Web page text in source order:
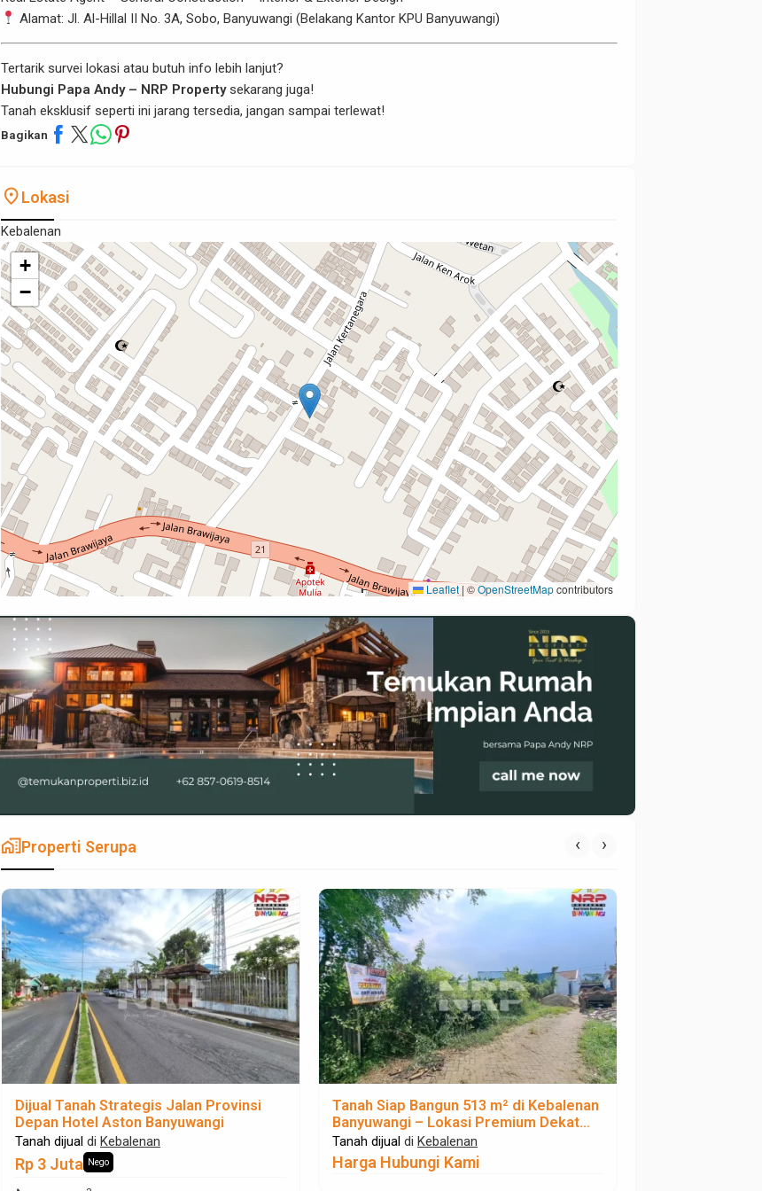
Alamat: Jl. Al-Hillal II No. 3A, Sobo, Banyuwangi (Belakang Kantor KPU Banyuwangi)
Tertarik survei lokasi atau butuh info lebih lanjut?
Hubungi Papa Andy – NRP Propertysekarang juga!
Tanah eksklusif seperti ini jarang tersedia, jangan sampai terlewat!
Bagikan
placeLokasi
Kebalenan
+
−
Leaflet | ©OpenStreetMapcontributors
maps_home_workProperti Serupa
Dijual Tanah Strategis Jalan Provinsi
Depan Hotel Aston Banyuwangi
Tanah dijual di Kebalenan
Rp 3 Juta Nego
Tanah Siap Bangun 513 m² di Kebalenan
Banyuwangi – Lokasi Premium Dekat
Polresta & Pusat Kota
Tanah dijual di Kebalenan
Harga Hubungi Kami
‹ ›